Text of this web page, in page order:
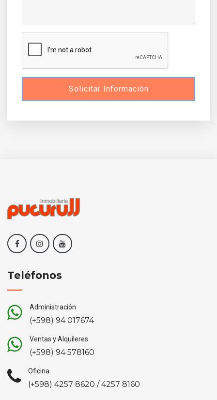
Solicitar Información
Teléfonos
Administración
(+598) 94 017674
Ventas y Alquileres
(+598) 94 578160
Oficina
(+598) 4257 8620 / 4257 8160